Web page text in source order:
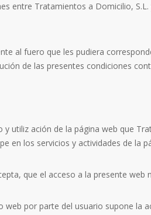
entre Tratamientos a Domicilio,
al fuero que les pudiera
de las presentes condiciones
y utiliz ación de la página web que
en los servicios y actividades de la
que el acceso a la presente
web por parte del usuario supone la